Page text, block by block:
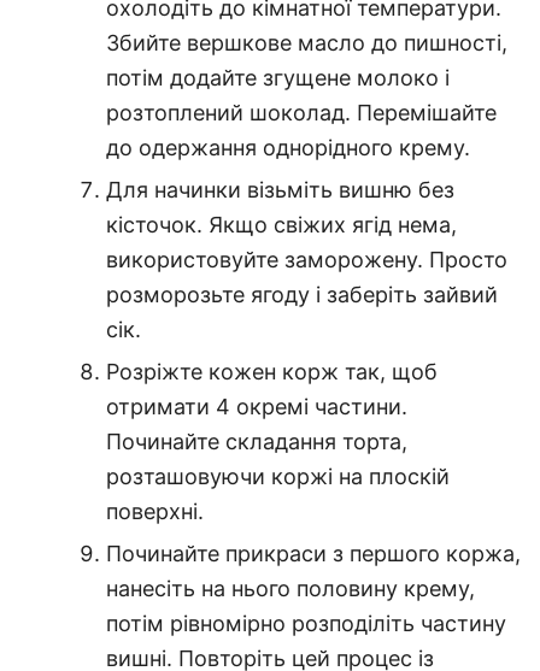
охолодіть до кімнатної температури.
Збийте вершкове масло до пишності,
потім додайте згущене молоко і
розтоплений шоколад. Перемішайте
до одержання однорідного крему.
Для начинки візьміть вишню без
кісточок. Якщо свіжих ягід нема,
використовуйте заморожену. Просто
розморозьте ягоду і заберіть зайвий
сік.
Розріжте кожен корж так, щоб
отримати 4 окремі частини.
Починайте складання торта,
розташовуючи коржі на плоскій
поверхні.
Починайте прикраси з першого коржа,
нанесіть на нього половину крему,
потім рівномірно розподіліть частину
вишні. Повторіть цей процес із